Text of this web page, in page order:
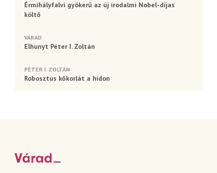
Érmihályfalvi gyökerű az új irodalmi Nobel-díjas
költő
VÁRAD
Elhunyt Péter I. Zoltán
PÉTER I. ZOLTÁN
Robosztus kőkorlát a hídon